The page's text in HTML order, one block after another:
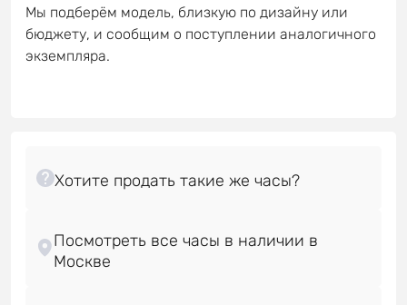
Мы подберём модель, близкую по дизайну или
бюджету, и сообщим о поступлении аналогичного
экземпляра.
Посмотреть все часы в наличии в